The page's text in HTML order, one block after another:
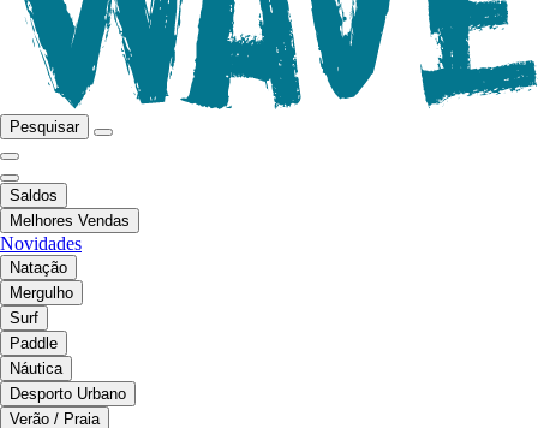
Pesquisar
Saldos
Melhores Vendas
Novidades
Natação
Mergulho
Surf
Paddle
Náutica
Desporto Urbano
Verão / Praia